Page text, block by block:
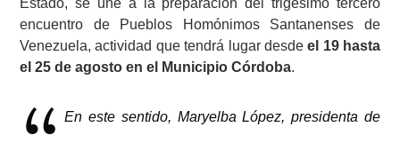
Estado, se une a la preparación del trigésimo tercero
encuentro de Pueblos Homónimos Santanenses de
Venezuela, actividad que tendrá lugar desdeel 19 hasta
el 25 de agosto en el Municipio Córdoba.
En este sentido, Maryelba López, presidenta de